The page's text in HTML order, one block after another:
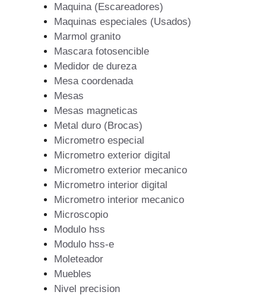
Maquina (Escareadores)
Maquinas especiales (Usados)
Marmol granito
Mascara fotosencible
Medidor de dureza
Mesa coordenada
Mesas
Mesas magneticas
Metal duro (Brocas)
Micrometro especial
Micrometro exterior digital
Micrometro exterior mecanico
Micrometro interior digital
Micrometro interior mecanico
Microscopio
Modulo hss
Modulo hss-e
Moleteador
Muebles
Nivel precision